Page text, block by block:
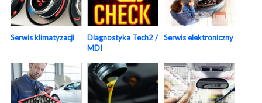
Serwis klimatyzacji
Diagnostyka Tech2 /
MDI
Serwis elektroniczny